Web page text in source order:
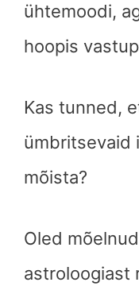
ühtemoodi,
hoopis
Kas tunned,
ümbritsevaid
mõista?
Oled
astroloogiast